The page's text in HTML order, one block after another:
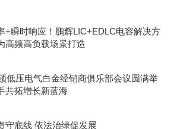
+瞬时响应！鹏辉LIC+EDLC电容解决方
高频高负载场景打造
低压电气白金经销商俱乐部会议圆满举
共拓增长新蓝海
守底线 依法治绿促发展